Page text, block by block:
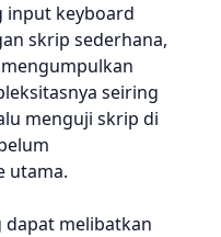
input keyboard
skrip sederhana,
seiring
menguji skrip di
utama.
dapat melibatkan